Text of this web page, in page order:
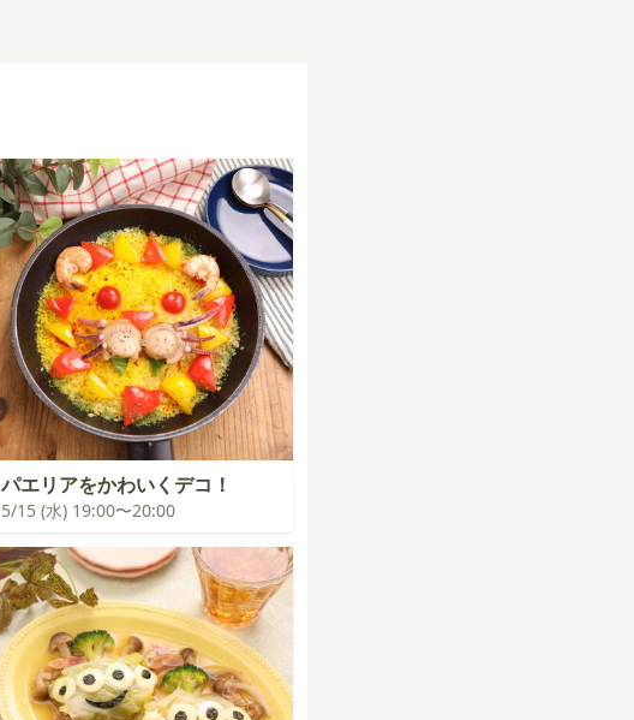
パエリアをかわいくデコ！
5/15 (水) 19:00〜20:00